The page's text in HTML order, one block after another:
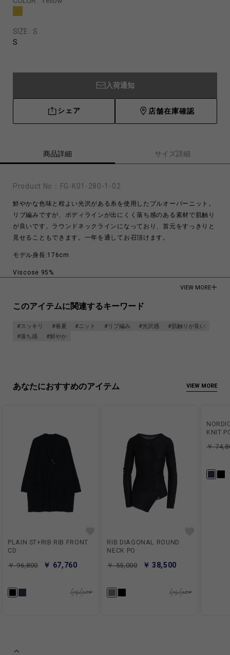
SIZE : S
S
入荷通知
シェア 店舗在庫確認
商品詳細 サイズ詳細
Product No： FG-K01-280-1-02
鮮やかな色味と程よい光沢がある糸を使用したプルオーバーニット。
リブ編みですが、ボディラインが出にくく落ち感のある素材で肌触り
が良いです。ラウンドネックラインになっており、首元をすっきりと
見せることもできます。一年を通してお召頂けます。
モデル身長:176cm
Viscose 95%
Made in Japan
VIEW MORE
このアイテムに関連するキーワード
#スッキリ #春夏 #ニット #リブ編み #光沢感
#肌触りが良い
#落ち感
#鮮やか
あなたにおすすめのアイテム VIEW MORE
PLAIN ST+RIB RIB FRONT
CD
￥ 96,800
￥ 67,760
RIB DIAGONAL ROUND
NECK PO
￥ 55,000
￥ 38,500
KNIT
￥